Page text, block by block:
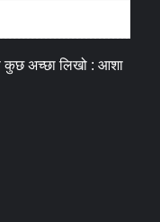
कुछ अच्छा लिखो : आशा